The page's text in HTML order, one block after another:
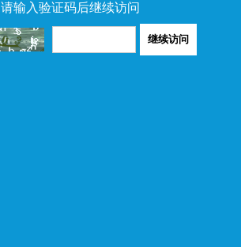
请输入验证码后继续访问
继续访问